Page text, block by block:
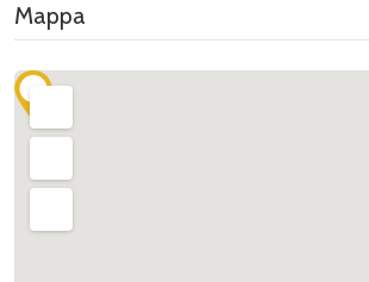
Mappa